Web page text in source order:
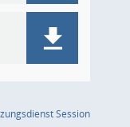
Session(Wird in